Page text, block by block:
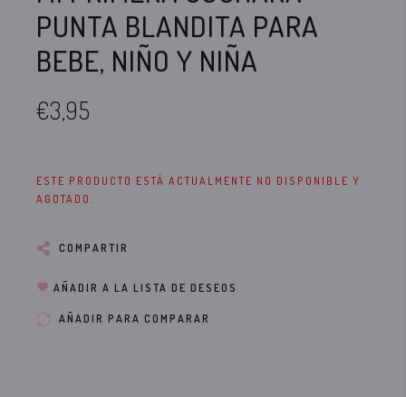
PUNTA BLANDITA PARA
BEBE, NIÑO Y NIÑA
€3,95
ESTE PRODUCTO ESTÁ ACTUALMENTE NO DISPONIBLE Y
AGOTADO.
COMPARTIR
AÑADIR A LA LISTA DE DESEOS
AÑADIR PARA COMPARAR